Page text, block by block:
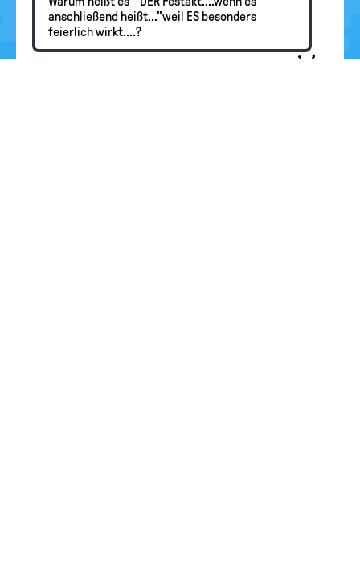
anschließend heißt..."weil ES besonders
feierlich wirkt....?